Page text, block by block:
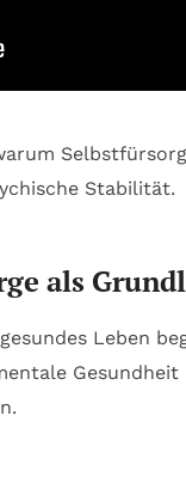
Stabilität.
als
Leben